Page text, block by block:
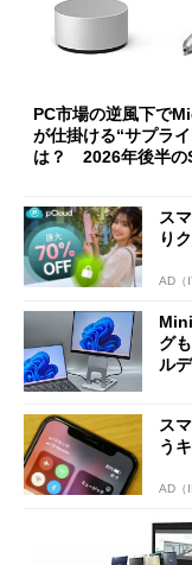
PC市場の逆風下で
が仕掛ける“サプラ
は？ 2026年後半の
ス
り
AD（
グ
ル
ス
う
AD（